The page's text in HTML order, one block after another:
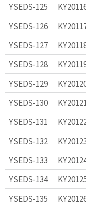
YSEDS-125
YSEDS-126
YSEDS-127
YSEDS-128
YSEDS-129
YSEDS-130
KY20121
YSEDS-131
YSEDS-132
KY20123
YSEDS-133
YSEDS-134
KY20125
YSEDS-135